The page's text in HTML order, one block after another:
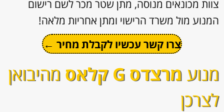
צוות מכונאים מנוסה, מתן שטר מכר לשם רישום
המנוע מול משרד הרישוי ומתן אחריות מלאה!
צרו קשר עכשיו לקבלת מחיר ←
מנוע מרצדס G קלאס
מהיבואן
לצרכן